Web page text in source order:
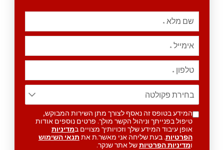
שם מלא*
אימייל*
טלפון *
המידע בטופס זה נאסף לצורך מתן השירות המבוקש,
טיפול בפנייתך וניהול הקשר מולך. פרטים נוספים אודות
אופן עיבוד המידע שלך וזכויותיך מצויים במדיניות
הפרטיות. בעת שליחה אני מאשר.ת את תנאי השימוש
ומדיניות הפרטיותשל אתר שנקר.